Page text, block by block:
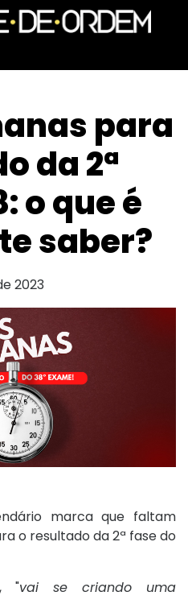
para
da 2ª
o que é
saber?
2023
marca que faltam
o resultado da 2ª fase do
"vai se criando uma